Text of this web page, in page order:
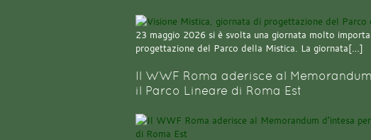
23 maggio 2026 si è svolta una giornata molto
progettazione del Parco della Mistica. La giornata[…]
Il WWF Roma aderisce al
il Parco Lineare di Roma Est